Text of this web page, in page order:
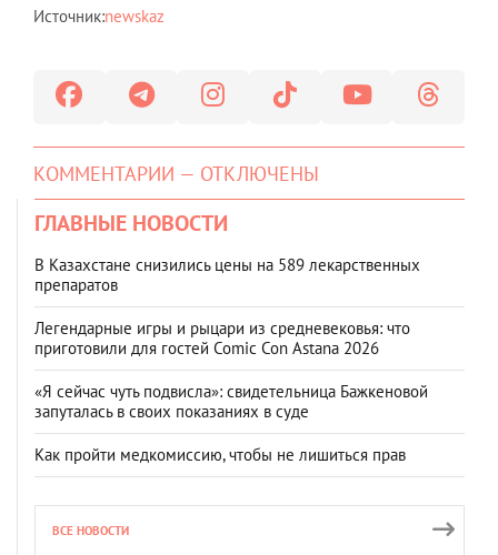
Источник:newskaz
КОММЕНТАРИИ — ОТКЛЮЧЕНЫ
ГЛАВНЫЕ НОВОСТИ
В Казахстане снизились цены на 589 лекарственных
препаратов
Легендарные игры и рыцари из средневековья: что
приготовили для гостей Comic Con Astana 2026
«Я сейчас чуть подвисла»: свидетельница Бажкеновой
запуталась в своих показаниях в суде
Как пройти медкомиссию, чтобы не лишиться прав
ВСЕ НОВОСТИ